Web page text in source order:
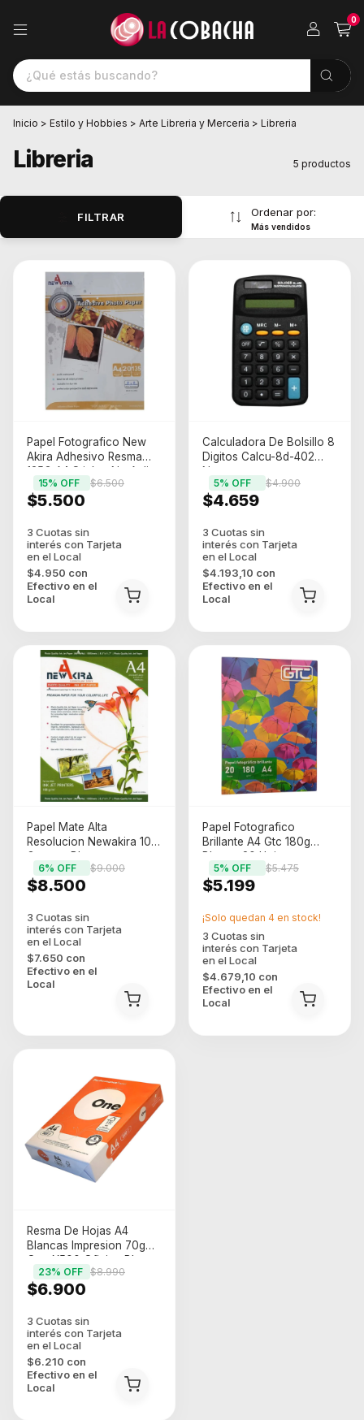
0
Inicio > Estilo y Hobbies > Arte Libreria y Merceria > Libreria
Libreria 5 productos
FILTRAR Ordenar por:
Más vendidos
Papel Fotografico New
Akira Adhesivo Resma
135G A4 Sticker No Aplica
$5.500
$6.500
15% OFF
$4.950 con
Efectivo en el
Local
Calculadora De Bolsillo 8
Digitos Calcu-8d-402
Negro
$4.659
$4.900
5% OFF
$4.193,10 con
Efectivo en el
Local
Papel Mate Alta
Resolucion Newakira 108
Gramos Blanco
$8.500
$9.000
6% OFF
$7.650 con
Efectivo en el
Local
Papel Fotografico
Brillante A4 Gtc 180g
Blanco 20 Hojas
$5.199
$5.475
5% OFF
$4.679,10 con
Efectivo en el
Local
¡Solo quedan 4 en stock!
Resma De Hojas A4
Blancas Impresion 70g
One X500 Oficina Blanco
$6.900
$8.990
23% OFF
$6.210 con
Efectivo en el
Local